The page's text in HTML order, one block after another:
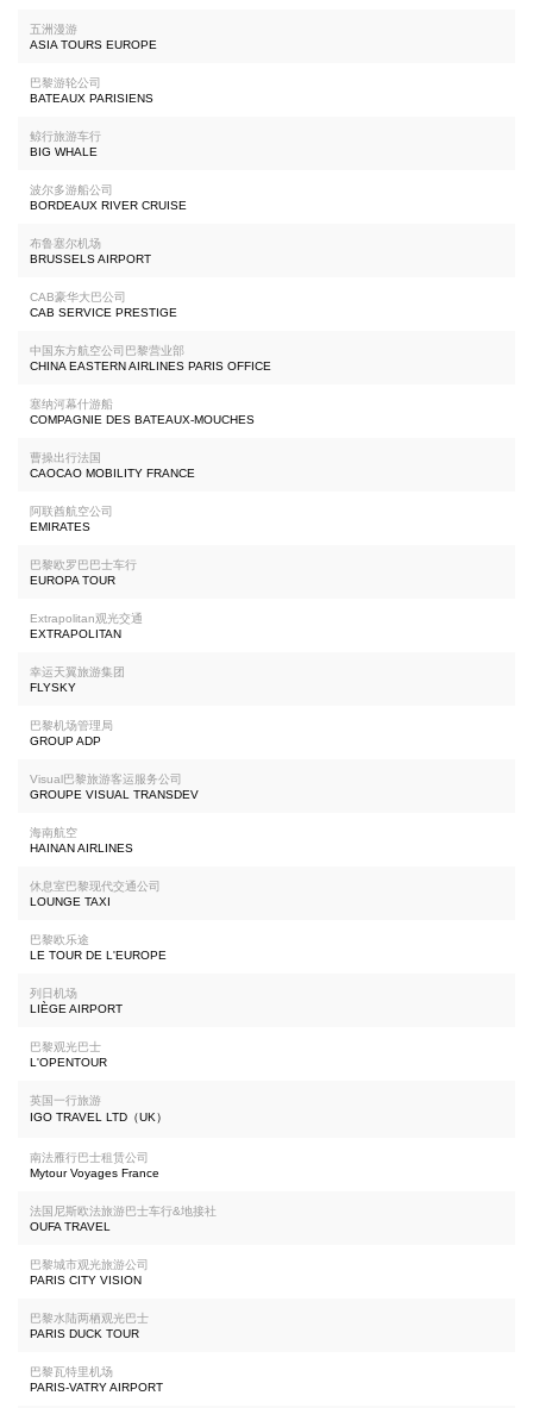
五洲漫游
ASIA TOURS EUROPE
巴黎游轮公司
BATEAUX PARISIENS
鲸行旅游车行
BIG WHALE
波尔多游船公司
BORDEAUX RIVER CRUISE
布鲁塞尔机场
BRUSSELS AIRPORT
CAB豪华大巴公司
CAB SERVICE PRESTIGE
中国东方航空公司巴黎营业部
CHINA EASTERN AIRLINES PARIS OFFICE
塞纳河幕什游船
COMPAGNIE DES BATEAUX-MOUCHES
曹操出行法国
CAOCAO MOBILITY FRANCE
阿联酋航空公司
EMIRATES
巴黎欧罗巴巴士车行
EUROPA TOUR
Extrapolitan观光交通
EXTRAPOLITAN
幸运天翼旅游集团
FLYSKY
巴黎机场管理局
GROUP ADP
Visual巴黎旅游客运服务公司
GROUPE VISUAL TRANSDEV
海南航空
HAINAN AIRLINES
休息室巴黎现代交通公司
LOUNGE TAXI
巴黎欧乐途
LE TOUR DE L'EUROPE
列日机场
LIÈGE AIRPORT
巴黎观光巴士
L'OPENTOUR
英国一行旅游
IGO TRAVEL LTD（UK）
南法雁行巴士租赁公司
Mytour Voyages France
法国尼斯欧法旅游巴士车行&地接社
OUFA TRAVEL
巴黎城市观光旅游公司
PARIS CITY VISION
巴黎水陆两栖观光巴士
PARIS DUCK TOUR
巴黎瓦特里机场
PARIS-VATRY AIRPORT